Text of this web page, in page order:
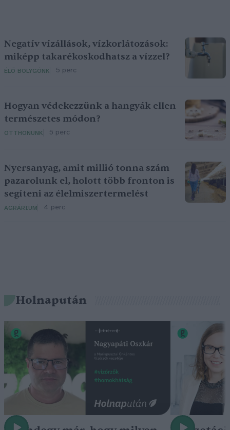
Negatív vízállások, vízkorlátozások:
miképp takarékoskodhatsz a vízzel?
ÉLŐ BOLYGÓNK 5 perc
Hogyan védekezzünk a hangyák ellen
természetes módon?
OTTHONUNK 5 perc
Nyersanyag, amit millió tonna szám
pazarolunk el, holott több fronton is
segíteni az élelmiszertermelést
AGRÁRIUM 4 perc
Holnapután